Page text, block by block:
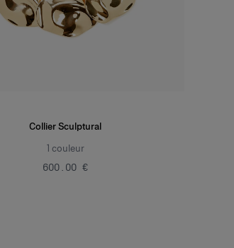
Collier Sculptural
1 couleur
‌600.00 €